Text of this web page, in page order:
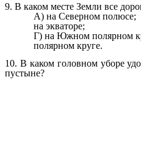
9. В каком месте Земли все
А) на Северном
на экваторе;
Г) на Южном
полярном круге.
10. В каком головном уборе
пустыне?